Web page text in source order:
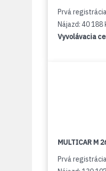
Prvá
Nájazd: 40 188
Vyvolávacia
MULTICAR M
Prvá